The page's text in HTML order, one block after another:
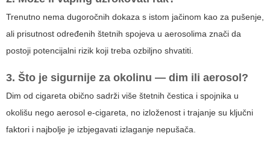
Trenutno nema dugoročnih dokaza s istom jačinom kao za pušenje,
ali prisutnost određenih štetnih spojeva u aerosolima znači da
postoji potencijalni rizik koji treba ozbiljno shvatiti.
3. Što je sigurnije za okolinu — dim ili aerosol?
Dim od cigareta obično sadrži više štetnih čestica i spojnika u
okolišu nego aerosol e-cigareta, no izloženost i trajanje su ključni
faktori i najbolje je izbjegavati izlaganje nepušača.